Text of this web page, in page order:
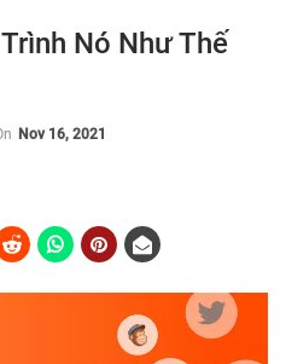
Nó Như Thế
Nov 16, 2021